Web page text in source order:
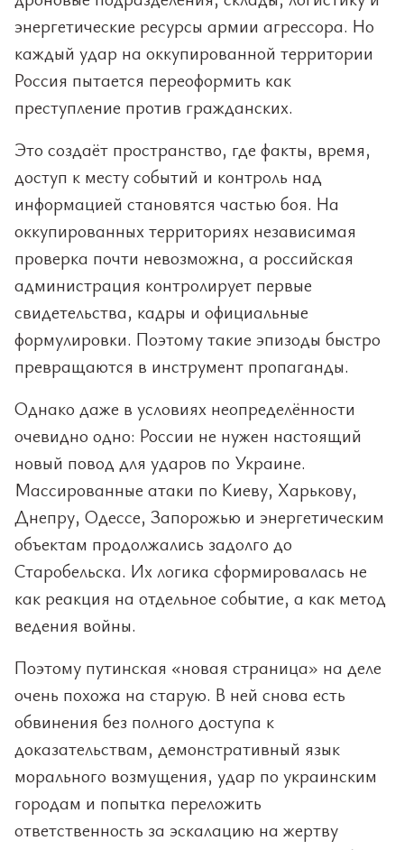
энергетические ресурсы армии агрессора. Но
каждый удар на оккупированной территории
Россия пытается переоформить как
преступление против гражданских.
Это создаёт пространство, где факты, время,
доступ к месту событий и контроль над
информацией становятся частью боя. На
оккупированных территориях независимая
проверка почти невозможна, а российская
администрация контролирует первые
свидетельства, кадры и официальные
формулировки. Поэтому такие эпизоды быстро
превращаются в инструмент пропаганды.
Однако даже в условиях неопределённости
очевидно одно: России не нужен настоящий
новый повод для ударов по Украине.
Массированные атаки по Киеву, Харькову,
Днепру, Одессе, Запорожью и энергетическим
объектам продолжались задолго до
Старобельска. Их логика сформировалась не
как реакция на отдельное событие, а как метод
ведения войны.
Поэтому путинская «новая страница» на деле
очень похожа на старую. В ней снова есть
обвинения без полного доступа к
доказательствам, демонстративный язык
морального возмущения, удар по украинским
городам и попытка переложить
ответственность за эскалацию на жертву